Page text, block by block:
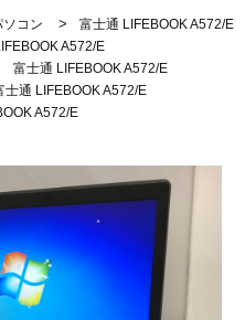
ソコン >
富士通 LIFEBOOK A572/E
A572/E
富士通 LIFEBOOK A572/E
士通 LIFEBOOK A572/E
A572/E